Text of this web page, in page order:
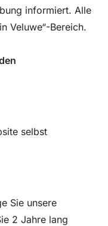
informiert. Alle
Veluwe“-Bereich.
selbst
Sie unsere
2 Jahre lang